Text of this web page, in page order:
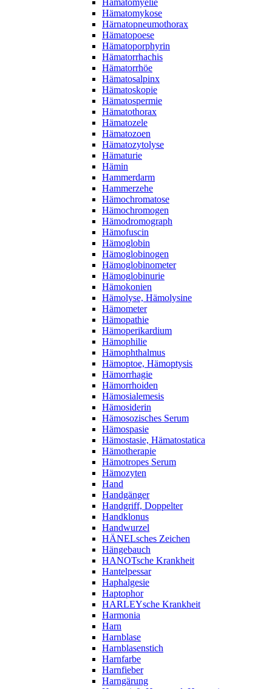
Hämatomyelie
Hämatomykose
Härnatopneumothorax
Hämatopoese
Hämatoporphyrin
Hämatorrhachis
Hämatorrhöe
Hämatosalpinx
Hämatoskopie
Hämatospermie
Hämatothorax
Hämatozele
Hämatozoen
Hämatozytolyse
Hämaturie
Hämin
Hammerdarm
Hammerzehe
Hämochromatose
Hämochromogen
Hämodromograph
Hämofuscin
Hämoglobin
Hämoglobinogen
Hämoglobinometer
Hämoglobinurie
Hämokonien
Hämolyse, Hämolysine
Hämometer
Hämopathie
Hämoperikardium
Hämophilie
Hämophthalmus
Hämoptoe, Hämoptysis
Hämorrhagie
Hämorrhoiden
Hämosialemesis
Hämosiderin
Hämosozisches Serum
Hämospasie
Hämostasie, Hämatostatica
Hämotherapie
Hämotropes Serum
Hämozyten
Hand
Handgänger
Handgriff, Doppelter
Handklonus
Handwurzel
HÄNELsches Zeichen
Hängebauch
HANOTsche Krankheit
Hantelpessar
Haphalgesie
Haptophor
HARLEYsche Krankheit
Harmonia
Harn
Harnblase
Harnblasenstich
Harnfarbe
Harnfieber
Harngärung